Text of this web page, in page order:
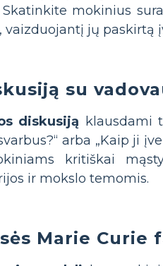
Skatinkite mokinius
vaizduojantį jų paskirtą
su
diskusiją klausdami
arba „Kaip ji
kritiškai
ir mokslo temomis.
Marie Curie